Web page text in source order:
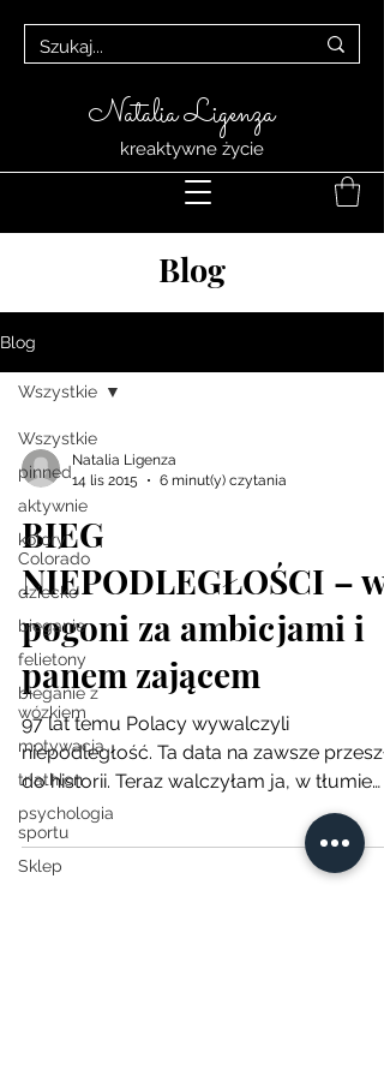
Natalia Ligenza
kreaktywne życie
Blog
Blog
Wszystkie
pinned
aktywnie
kolory
Colorado
dziecko
bieganie
felietony
bieganie z
wózkiem
motywacja
triathlon
psychologia
sportu
Sklep
Wszystkie
Natalia Ligenza
14 lis 2015
6 minut(y) czytania
BIEG
NIEPODLEGŁOŚCI – w
pogoni za ambicjami i
panem zającem
97 lat temu Polacy wywalczyli
niepodległość. Ta data na zawsze
do historii. Teraz walczyłam ja, w tłumie
biegaczy o tej samej...